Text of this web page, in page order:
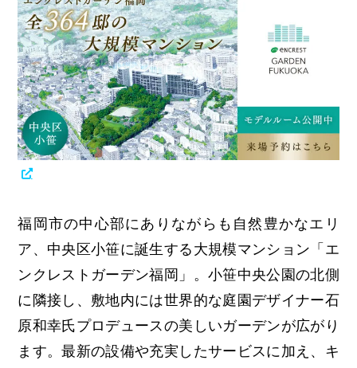
福岡市の中心部にありながらも自然豊かなエリ
ア、中央区小笹に誕生する大規模マンション「エ
ンクレストガーデン福岡」。小笹中央公園の北側
に隣接し、敷地内には世界的な庭園デザイナー石
原和幸氏プロデュースの美しいガーデンが広がり
ます。最新の設備や充実したサービスに加え、キ